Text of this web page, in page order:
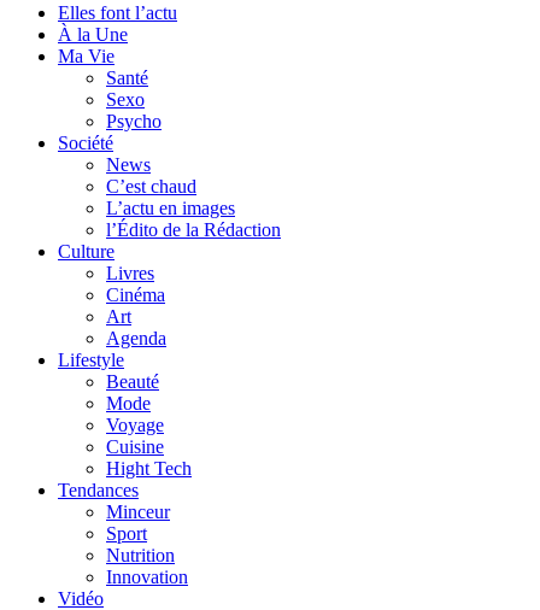
Elles font l’actu
À la Une
Ma Vie
Santé
Sexo
Psycho
Société
News
C’est chaud
L’actu en images
l’Édito de la Rédaction
Culture
Livres
Cinéma
Art
Agenda
Lifestyle
Beauté
Mode
Voyage
Cuisine
Hight Tech
Tendances
Minceur
Sport
Nutrition
Innovation
Vidéo